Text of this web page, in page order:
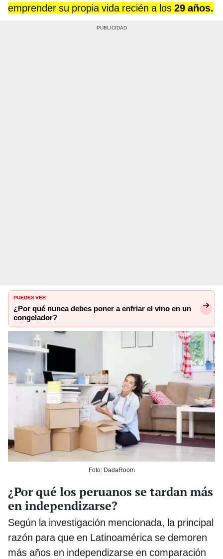
emprender su propia vida recién a los 29 años.
PUEDES VER:
¿Por qué nunca debes poner a enfriar el vino en un
congelador?
Foto: DadaRoom
¿Por qué los peruanos se tardan más
en independizarse?
Según la investigación mencionada, la principal
razón para que en Latinoamérica se demoren
más años en independizarse en comparación